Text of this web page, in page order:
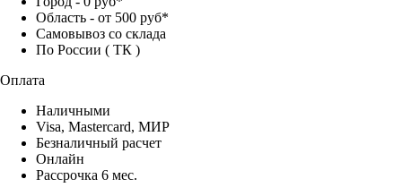
Область - от 500 руб*
Самовывоз со склада
По России ( ТК )
Оплата
Наличными
Visa, Mastercard, МИР
Безналичный расчет
Онлайн
Рассрочка 6 мес.